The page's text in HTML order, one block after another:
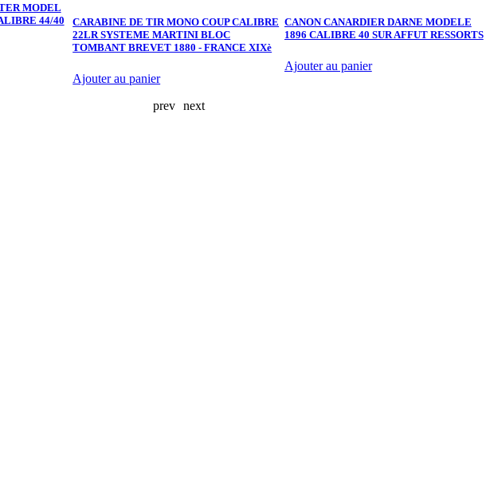
MODEL
44/40
CARABINE DE TIR MONO COUP CALIBRE
22LR SYSTEME MARTINI BLOC
TOMBANT BREVET 1880 - FRANCE XIXè
Ajouter au panier
CANON CANARDIER DARNE MODELE
1896 CALIBRE 40 SUR AFFUT RESSORTS
Ajouter au panier
prev next